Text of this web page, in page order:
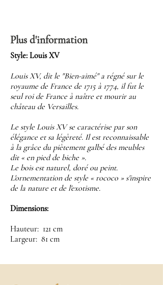
Plus d'information
Style: Louis XV
Louis XV, dit le "Bien-aimé" a régné sur le
royaume de France de 1715 à 1774, il fut le
seul roi de France à naître et mourir au
château de Versailles.
Le style Louis XV se caractérise par son
élégance et sa légèreté. Il est reconnaissable
à la grâce du piètement galbé des meubles
dit « en pied de biche ».
Le bois est naturel, doré ou peint.
L'ornementation de style « rococo » s'inspire
de la nature et de l'exotisme.
Dimensions:
Hauteur: 121 cm
Largeur: 81 cm